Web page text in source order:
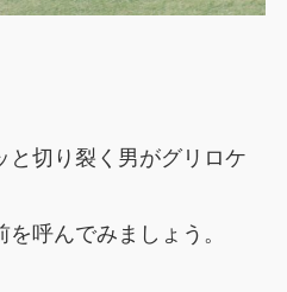
と切り裂く男がグリロケ
呼んでみましょう。